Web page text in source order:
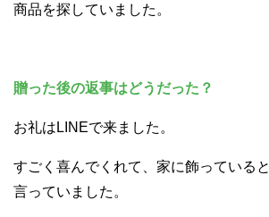
商品を探していました。
贈った後の返事はどうだった？
お礼はLINEで来ました。
すごく喜んでくれて、家に飾っていると
言っていました。